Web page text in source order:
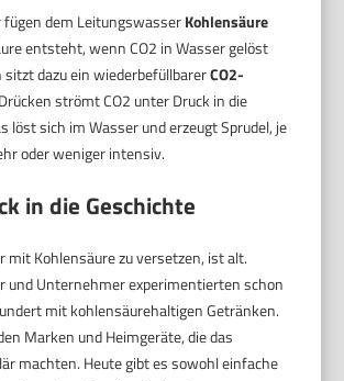
dem LeitungswasserKohlensäure
entsteht, wenn CO2 in Wasser gelöst
sitzt dazu ein wiederbefüllbarerCO2-
strömt CO2 unter Druck in die
löst sich im Wasser und erzeugt Sprudel, je
oder weniger intensiv.
in die Geschichte
mit Kohlensäure zu versetzen, ist alt.
und Unternehmer experimentierten schon
mit kohlensäurehaltigen Getränken.
Marken und Heimgeräte, die das
machten. Heute gibt es sowohl einfache